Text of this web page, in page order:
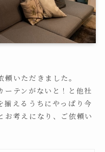
いただきました。
ーテンがないと！と他社
揃えるうちにやっぱり今
考えになり、ご依頼い